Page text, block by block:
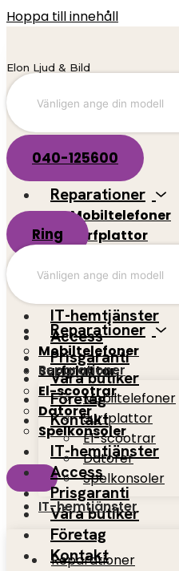
Hoppa till innehåll
Elon Ljud & Bild
040-125600
Reparationer
Mobiltelefoner
Surfplattor
Datorer
IT-hemtjänster
Access
Prisgaranti
Våra butiker
Företag
Kontakt
Ring
Reparationer
Mobiltelefoner
Surfplattor
El-scootrar
Datorer
Spelkonsoler
IT-hemtjänster
Access
Prisgaranti
Våra butiker
Företag
Kontakt
Reparationer
Mobiltelefoner
Surfplattor
El-scootrar
Datorer
Spelkonsoler
IT-hemtjänster
Reparationer